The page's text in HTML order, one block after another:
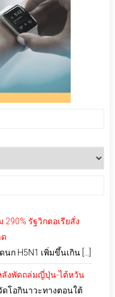
290% รัฐวิกตอเรียสั่ง
ก H5N1 เพิ่มขึ้นเกิน […]
ลังพัดถล่มญี่ปุ่น-ไต้หวัน
โอกินาวะทางตอนใต้